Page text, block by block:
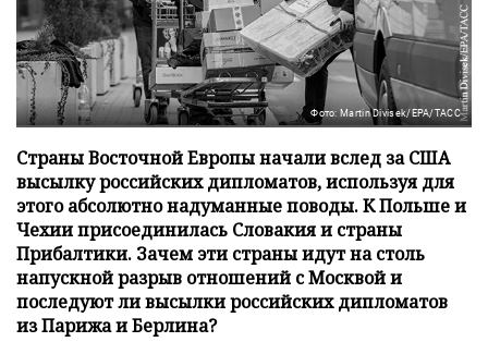
Фото: Martin Divisek/EPA/ТАСС
Страны Восточной Европы начали вслед за США
высылку российских дипломатов, используя для
этого абсолютно надуманные поводы. К Польше и
Чехии присоединилась Словакия и страны
Прибалтики. Зачем эти страны идут на столь
напускной разрыв отношений с Москвой и
последуют ли высылки российских дипломатов
из Парижа и Берлина?